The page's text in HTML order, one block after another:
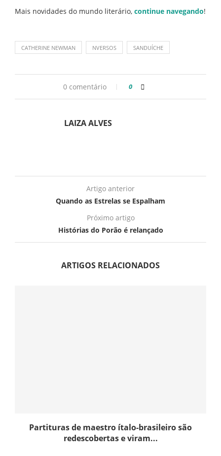
Mais novidades do mundo literário, continue navegando!
CATHERINE NEWMAN NVERSOS SANDUÍCHE
0 comentário 0
LAIZA ALVES
Artigo anterior
Quando as Estrelas se Espalham
Próximo artigo
Histórias do Porão é relançado
ARTIGOS RELACIONADOS
Partituras de maestro ítalo-brasileiro são
redescobertas e viram...